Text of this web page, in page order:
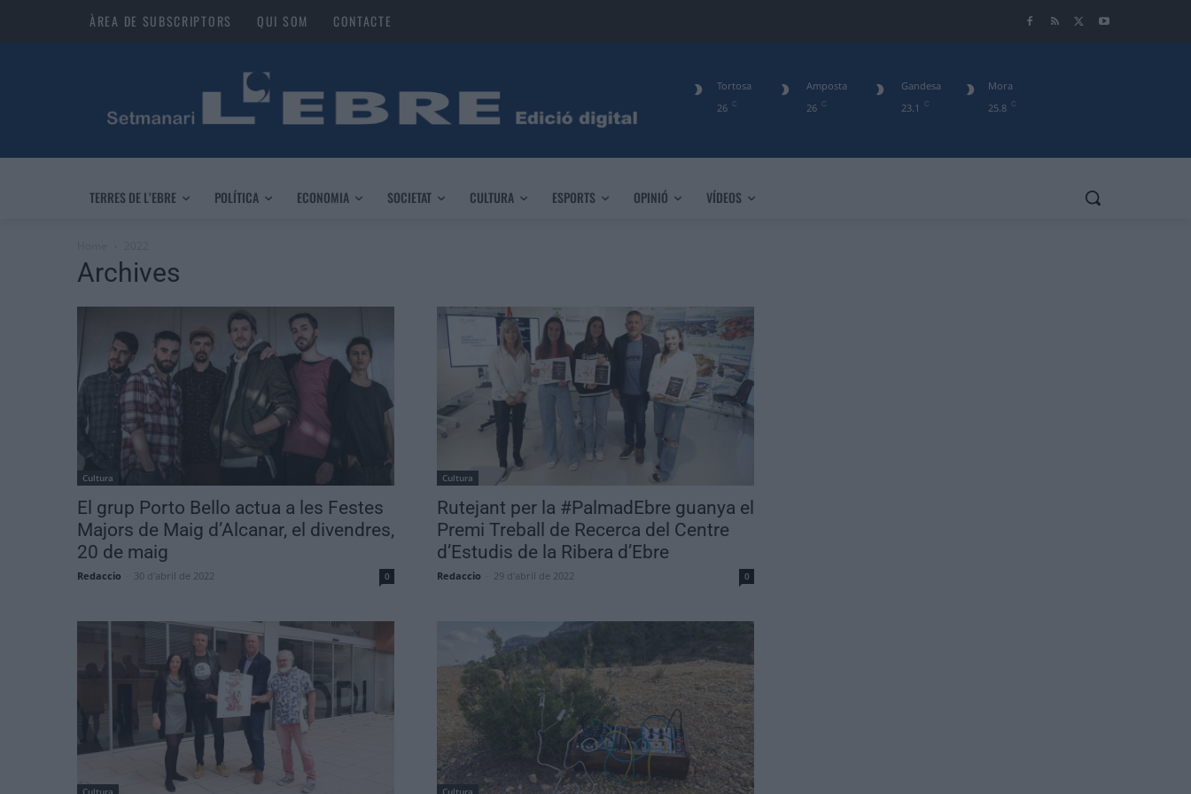
ÀREA DE SUBSCRIPTORS QUI SOM CONTACTE
26 C
Tortosa
26 C
Amposta
23.1
C
Gandesa
25.8 C
Mora
TERRES DE L’EBRE POLÍTICA ECONOMIA SOCIETAT CULTURA ESPORTS OPINIÓ VÍDEOS
Archives
Cultura
El grup Porto Bello actua a les Festes
Majors de Maig d’Alcanar, el divendres,
20 de maig
Redaccio 30 d'abril de 2022 0
Cultura
Rutejant per la #PalmadEbre guanya el
Premi Treball de Recerca del Centre
d’Estudis de la Ribera d’Ebre
Redaccio 29 d'abril de 2022 0
Cultura Cultura